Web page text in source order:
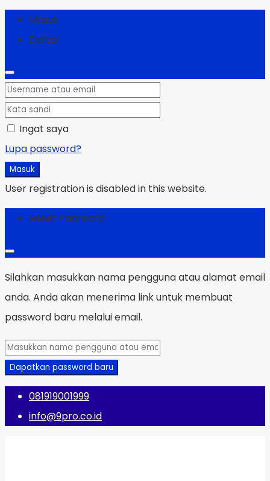
Masuk
Daftar
Ingat saya
Lupa password?
Masuk
User registration is disabled in this website.
Reset Password
Silahkan masukkan nama pengguna atau alamat email
anda. Anda akan menerima link untuk membuat
password baru melalui email.
Dapatkan password baru
081919001999
info@9pro.co.id